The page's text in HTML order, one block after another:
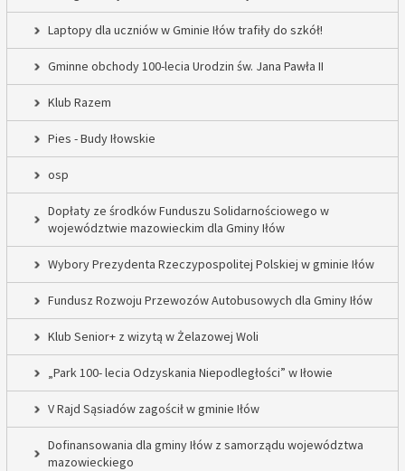
Laptopy dla uczniów w Gminie Iłów trafiły do szkół!
Gminne obchody 100-lecia Urodzin św. Jana Pawła II
Klub Razem
Pies - Budy Iłowskie
osp
Dopłaty ze środków Funduszu Solidarnościowego w
województwie mazowieckim dla Gminy Iłów
Wybory Prezydenta Rzeczypospolitej Polskiej w gminie Iłów
Fundusz Rozwoju Przewozów Autobusowych dla Gminy Iłów
Klub Senior+ z wizytą w Żelazowej Woli
„Park 100- lecia Odzyskania Niepodległości” w Iłowie
V Rajd Sąsiadów zagościł w gminie Iłów
Dofinansowania dla gminy Iłów z samorządu województwa
mazowieckiego